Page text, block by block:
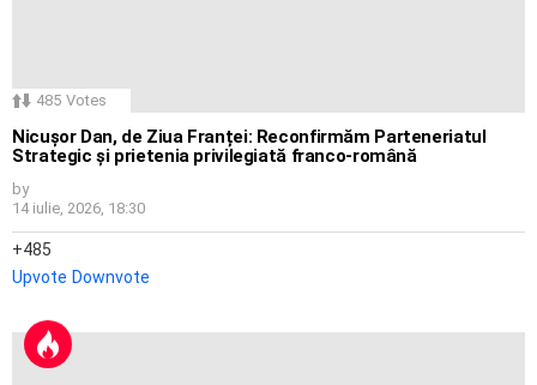
485 Votes
Nicușor Dan, de Ziua Franței: Reconfirmăm Parteneriatul
Strategic și prietenia privilegiată franco-română
by
14 iulie, 2026, 18:30
485
Upvote Downvote